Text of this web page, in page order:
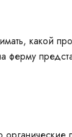
какой